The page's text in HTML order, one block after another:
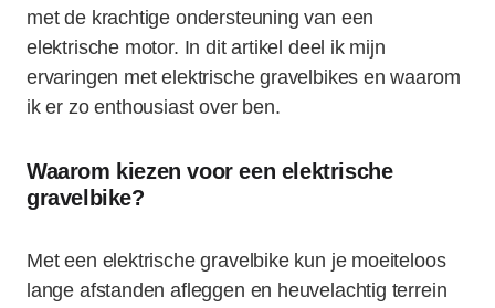
met de krachtige ondersteuning van een
elektrische motor. In dit artikel deel ik mijn
ervaringen met elektrische gravelbikes en waarom
ik er zo enthousiast over ben.
Waarom kiezen voor een elektrische
gravelbike?
Met een elektrische gravelbike kun je moeiteloos
lange afstanden afleggen en heuvelachtig terrein